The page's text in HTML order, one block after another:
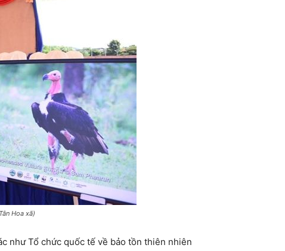
Hoa xã)
như Tổ chức quốc tế về bảo tồn thiên nhiên